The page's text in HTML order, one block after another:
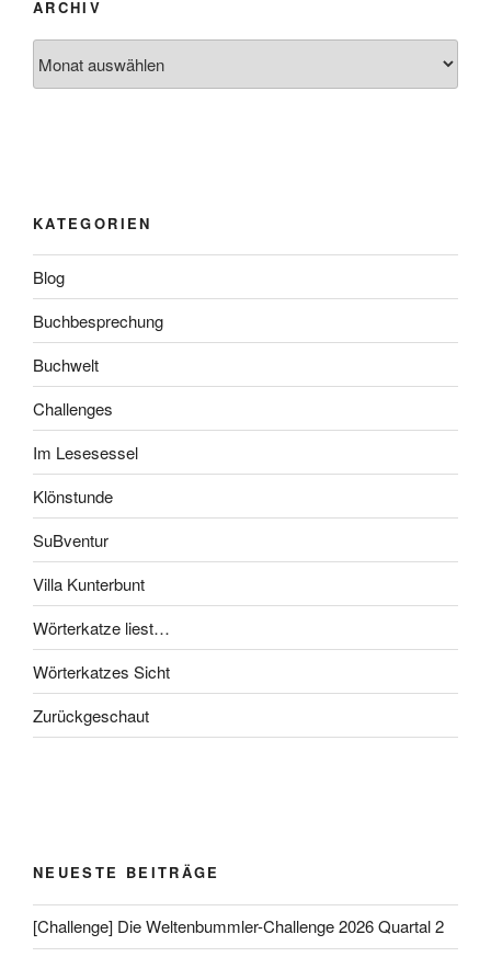
ARCHIV
KATEGORIEN
Blog
Buchbesprechung
Buchwelt
Challenges
Im Lesesessel
Klönstunde
SuBventur
Villa Kunterbunt
Wörterkatze liest…
Wörterkatzes Sicht
Zurückgeschaut
NEUESTE BEITRÄGE
[Challenge] Die Weltenbummler-Challenge 2026 Quartal 2